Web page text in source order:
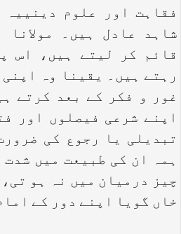
فقاہت اور علوم
شاہد عادل ہیں۔
قائم کر لیتے ہیں، اس
رہتے ہیں۔ یقینا وہ
غور و فکر کے بعد کرتے
اپنے شرعی فیصلوں اور
تبدیلی یا رجوع کی
ہمہ ان کی طبیعت میں
چیز درمیان میں نہ ہو تی،
خاں گویا اپنے دور کے